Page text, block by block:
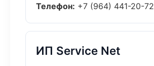
Телефон: +7 (964) 441-20-72
ИП Service Net